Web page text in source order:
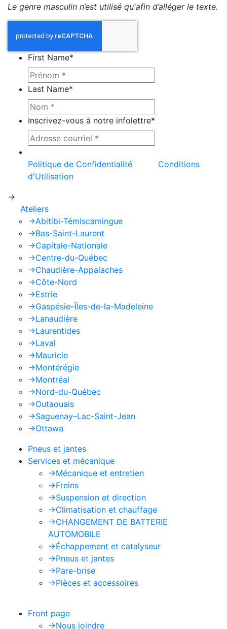
Le genre masculin n’est utilisé qu'afin d’alléger le texte.
First Name*
Last Name*
Inscrivez-vous à notre infolettre*
Politique de Confidentialité
Conditions
d'Utilisation
->
Ateliers
->Abitibi-Témiscamingue
->Bas-Saint-Laurent
->Capitale-Nationale
->Centre-du-Québec
->Chaudière-Appalaches
->Côte-Nord
->Estrie
->Gaspésie–Îles-de-la-Madeleine
->Lanaudière
->Laurentides
->Laval
->Mauricie
->Montérégie
->Montréal
->Nord-du-Québec
->Outaouais
->Saguenay–Lac-Saint-Jean
->Ottawa
Pneus et jantes
Services et mécanique
->Mécanique et entretien
->Freins
->Suspension et direction
->Climatisation et chauffage
->CHANGEMENT DE BATTERIE
AUTOMOBILE
->Échappement et catalyseur
->Pneus et jantes
->Pare-brise
->Pièces et accessoires
Front page
->Nous joindre